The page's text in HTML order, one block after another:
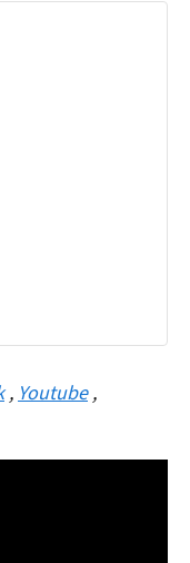
,Youtube ,